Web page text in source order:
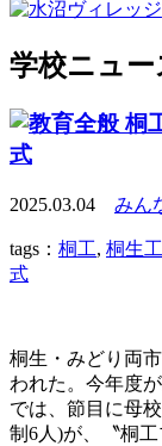
学校ニュー
桐
式
2025.03.04 みん
tags： 桐工, 桐生
式
桐生・みどり両
われた。今年度
では、節目に母
制6人)が、〝桐